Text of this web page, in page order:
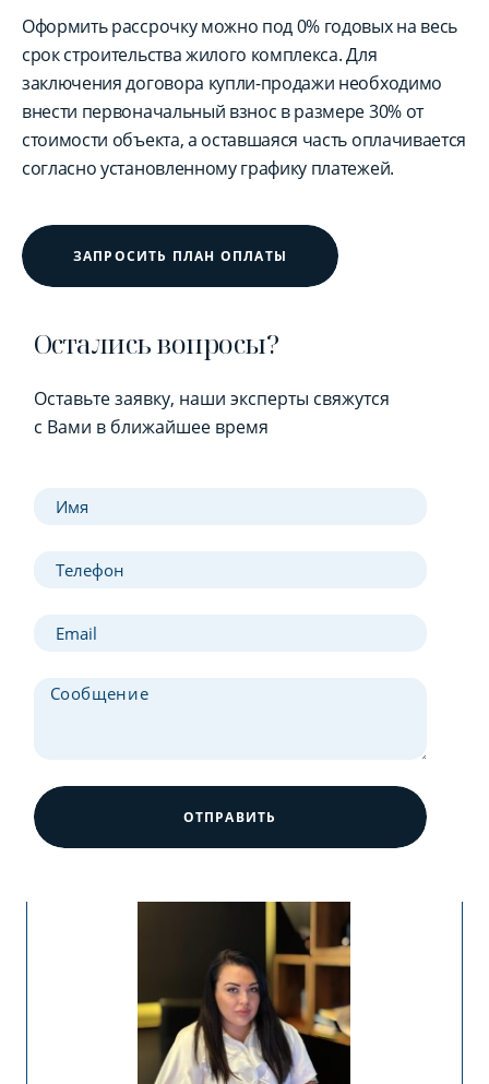
Оформить рассрочку можно под 0% годовых на весь
срок строительства жилого комплекса. Для
заключения договора купли-продажи необходимо
внести первоначальный взнос в размере 30% от
стоимости объекта, а оставшаяся часть оплачивается
согласно установленному графику платежей.
ЗАПРОСИТЬ ПЛАН ОПЛАТЫ
Остались вопросы?
Оставьте заявку, наши эксперты свяжутся
с Вами в ближайшее время
ОТПРАВИТЬ